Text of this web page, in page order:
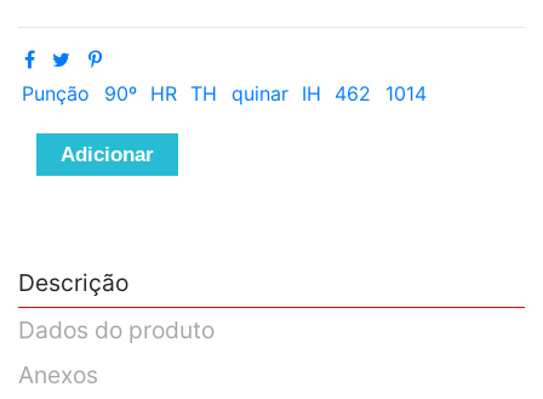
Punção 90º HR TH quinar IH 462 1014
Adicionar
Descrição
Dados do produto
Anexos